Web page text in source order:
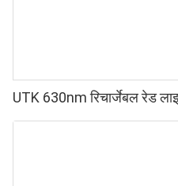
UTK 630nm रिचार्जेबल रेड